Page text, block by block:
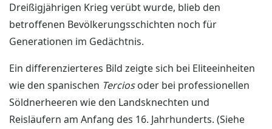
Dreißigjährigen Krieg verübt wurde, blieb den
betroffenen Bevölkerungsschichten noch für
Generationen im Gedächtnis.
Ein differenzierteres Bild zeigte sich bei Eliteeinheiten
wie den spanischen Terciosoder bei professionellen
Söldnerheeren wie den Landsknechten und
Reisläufern am Anfang des 16. Jahrhunderts. (Siehe